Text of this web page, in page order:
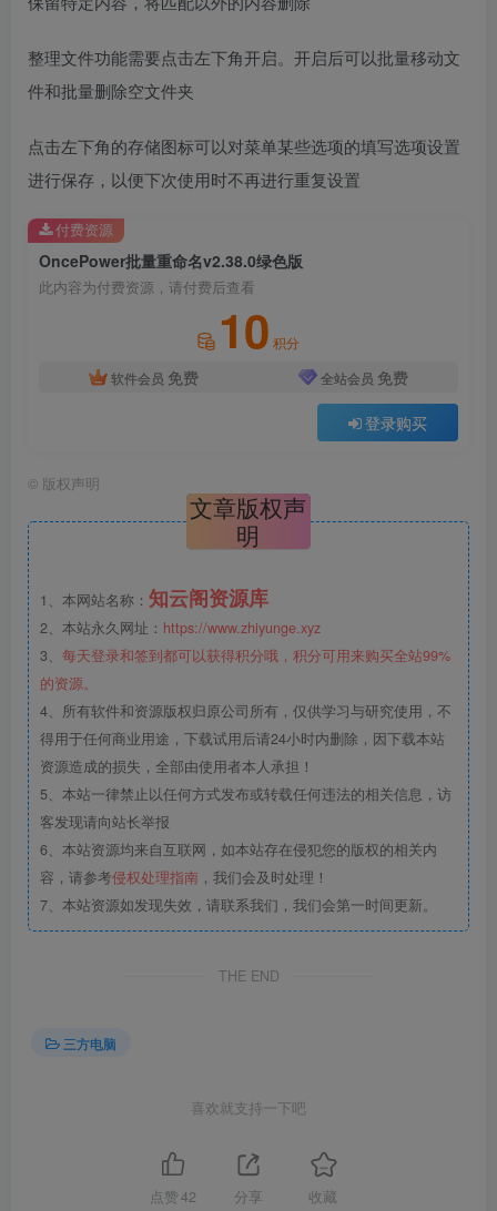
整理文件功能需要点击左下角开启。开启后可以批量移动文
件和批量删除空文件夹
点击左下角的存储图标可以对菜单某些选项的填写选项设置
进行保存，以便下次使用时不再进行重复设置
OncePower批量重命名v2.38.0绿色版
此内容为付费资源，请付费后查看
10 积分
软件会员 免费 全站会员 免费
登录购买
付费资源
© 版权声明
文章版权声
明
1、本网站名称： 知云阁资源库
2、本站永久网址： https://www.zhiyunge.xyz
3、 每天登录和签到都可以获得积分哦，积分可用来购买全站99%
的资源。
4、所有软件和资源版权归原公司所有，仅供学习与研究使用，不
得用于任何商业用途，下载试用后请24小时内删除，因下载本站
资源造成的损失，全部由使用者本人承担！
5、本站一律禁止以任何方式发布或转载任何违法的相关信息，访
客发现请向站长举报
6、本站资源均来自互联网，如本站存在侵犯您的版权的相关内
容，请参考侵权处理指南 ，我们会及时处理！
7、本站资源如发现失效，请联系我们，我们会第一时间更新。
THE END
三方电脑
喜欢就支持一下吧
点赞 42 分享 收藏